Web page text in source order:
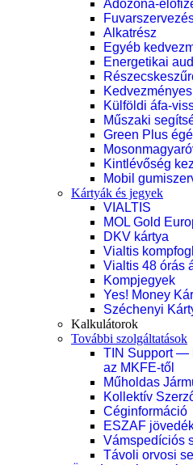
Adózóna-
Alkatrész
Egyéb
Energetikai
Külföldi áfa-
Műszaki
Green Plus
Kintlévőség
Mobil
Kártyák és jegyek
VIALTIS
MOL Gold
DKV kártya
Vialtis
Vialtis 48 órás
Kompjegyek
Yes! Money
Széchenyi
Kalkulátorok
További szolgáltatások
TIN Support —
az MKFE-től
Műholdas
Kollektív
Céginformáció
ESZAF
Vámspedíciós
Távoli orvosi